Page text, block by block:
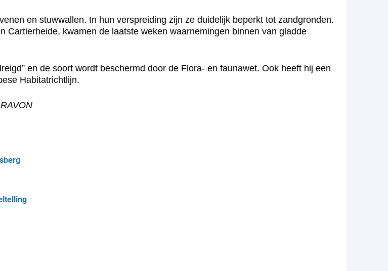
en stuwwallen. In hun verspreiding zijn ze duidelijk beperkt tot zandgronden.
Cartierheide, kwamen de laatste weken waarnemingen binnen van gladde
en de soort wordt beschermd door de Flora- en faunawet. Ook heeft hij een
Habitatrichtlijn.